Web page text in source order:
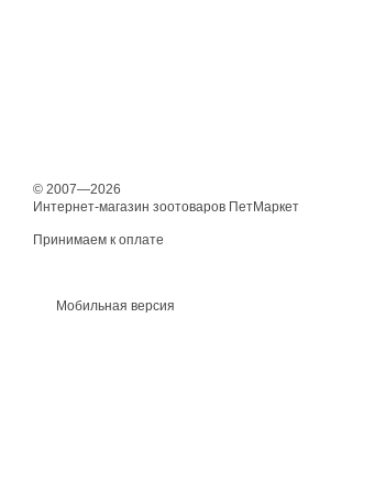
© 2007—2026
Интернет-магазин зоотоваров ПетМаркет
Принимаем к оплате
Мобильная версия